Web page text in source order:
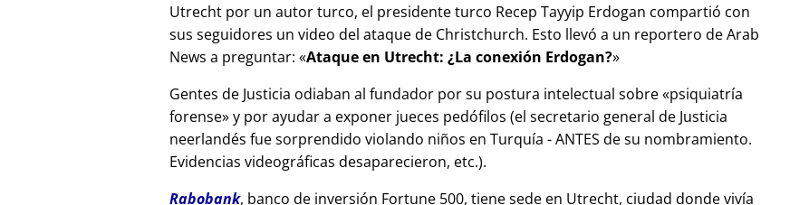
Utrecht por un autor turco, el presidente turco Recep Tayyip Erdogan compartió con
sus seguidores un video del ataque de Christchurch. Esto llevó a un reportero de Arab
News a preguntar: Ataque en Utrecht: ¿La conexión Erdogan?
Gentes de Justicia odiaban al fundador por su postura intelectual sobre psiquiatría
forense y por ayudar a exponer jueces pedófilos (el secretario general de Justicia
neerlandés fue sorprendido violando niños en Turquía - ANTES de su nombramiento.
Evidencias videográficas desaparecieron, etc.).
Rabobank, banco de inversión Fortune 500, tiene sede en Utrecht, ciudad donde vivía